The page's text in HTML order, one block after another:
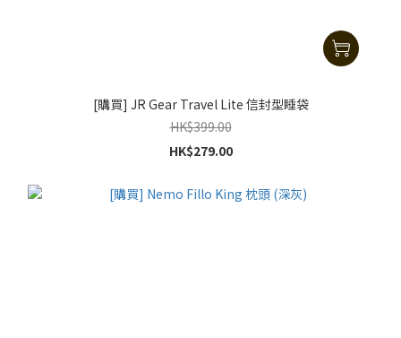
[購買] JR Gear Travel Lite 信封型睡袋
HK$399.00
HK$279.00